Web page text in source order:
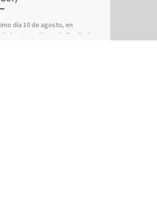
día 10 de agosto, en
metropolitana de San Pedro,